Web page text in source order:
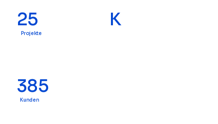
25 K
Projekte
385
Kunden